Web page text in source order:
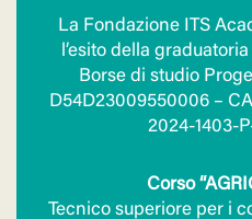
La Fondazione ITS
l’esito della
Borse di studio
D54D23009550006 –
2024-1403-
Corso
Tecnico superiore per i